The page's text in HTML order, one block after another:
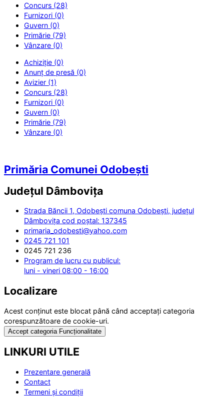
Concurs (28)
Furnizori (0)
Guvern (0)
Primărie (79)
Vânzare (0)
Achiziție (0)
Anunț de presă (0)
Avizier (1)
Concurs (28)
Furnizori (0)
Guvern (0)
Primărie (79)
Vânzare (0)
Primăria Comunei Odobești
Județul Dâmbovița
Strada Băncii 1, Odobești comuna Odobești, județul
Dâmbovița cod poștal: 137345
primaria_odobesti@yahoo.com
0245 721 101
0245 721 236
Program de lucru cu publicul:
luni - vineri 08:00 - 16:00
Localizare
Acest conținut este blocat până când acceptați categoria
corespunzătoare de cookie-uri.
Accept categoria Funcționalitate
LINKURI UTILE
Prezentare generală
Contact
Termeni și condiții